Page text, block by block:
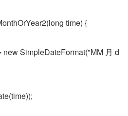
time) {
SimpleDateFormat("MM 月 d